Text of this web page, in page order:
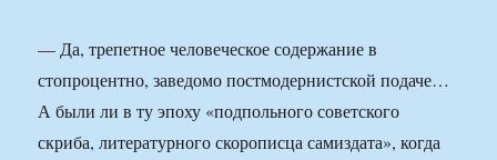
— Да, трепетное человеческое содержание в
стопроцентно, заведомо постмодернистской подаче…
А были ли в ту эпоху «подпольного советского
скриба, литературного скорописца самиздата», когда